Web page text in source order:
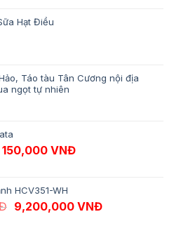
Hạt Điều
Táo tàu Tân Cương nội địa
ngọt tự nhiên
Giá gốc là: 170,000 VNĐ.
150,000 VNĐGiá hiện tại là:
HCV351-WH
Giá gốc là: 9,300,000 VNĐ.
9,200,000 VNĐGiá hiện tại